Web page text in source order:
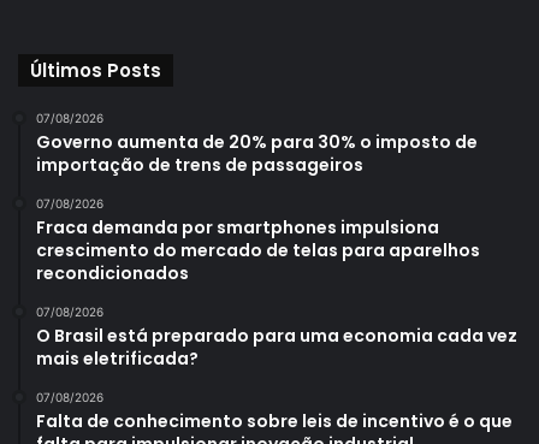
Últimos Posts
07/08/2026
Governo aumenta de 20% para 30% o imposto de
importação de trens de passageiros
07/08/2026
Fraca demanda por smartphones impulsiona
crescimento do mercado de telas para aparelhos
recondicionados
07/08/2026
O Brasil está preparado para uma economia cada vez
mais eletrificada?
07/08/2026
Falta de conhecimento sobre leis de incentivo é o que